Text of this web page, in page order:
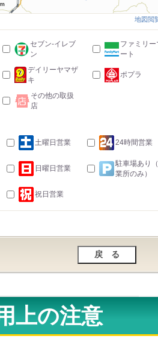
地図閲
セブン-イレブ
ン
ファミリー
ート
デイリーヤマザ
キ
ポプラ
その他の取扱
店
土曜日営業 24時間営業
日曜日営業
駐車場あり
業所のみ）
祝日営業
上の注意